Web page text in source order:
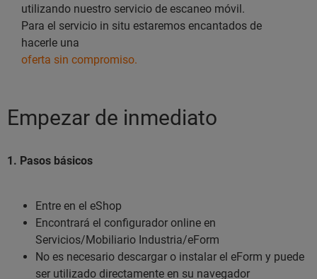
utilizando nuestro servicio de escaneo móvil.
Para el servicio in situ estaremos encantados de
hacerle una
oferta sin compromiso.
Empezar de inmediato
1. Pasos básicos
Entre en el eShop
Encontrará el configurador online en
Servicios/Mobiliario Industria/eForm
No es necesario descargar o instalar el eForm y puede
ser utilizado directamente en su navegador